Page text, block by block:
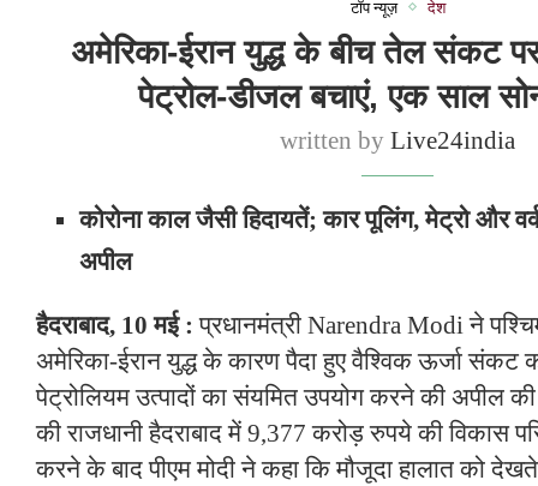
टॉप न्यूज़ देश
अमेरिका-ईरान युद्ध के बीच तेल संकट
पेट्रोल-डीजल बचाएं, एक साल
written byLive24india
कोरोना काल जैसी हिदायतें; कार पूलिंग, मेट्रो और
अपील
हैदराबाद, 10 मई :प्रधानमंत्री Narendra Modi ने
अमेरिका-ईरान युद्ध के कारण पैदा हुए वैश्विक ऊर्जा संकट
पेट्रोलियम उत्पादों का संयमित उपयोग करने की अपील की
की राजधानी हैदराबाद में 9,377 करोड़ रुपये की विकास
करने के बाद पीएम मोदी ने कहा कि मौजूदा हालात को